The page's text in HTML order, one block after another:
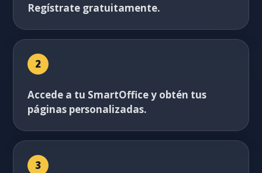
Regístrate gratuitamente.
2
Accede a tu SmartOffice y obtén tus
páginas personalizadas.
3